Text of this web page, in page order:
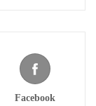
Facebook